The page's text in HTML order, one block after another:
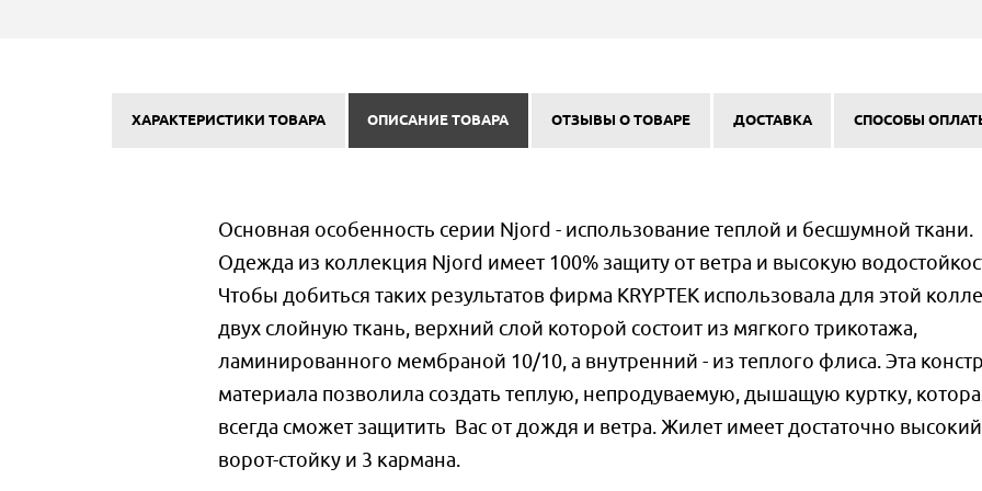
ХАРАКТЕРИСТИКИ ТОВАРА ОПИСАНИЕ ТОВАРА ОТЗЫВЫ О ТОВАРЕ ДОСТАВКА СПОСОБЫ
Основная особенность серии Njord - использование теплой и бесшумной ткани.
Одежда из коллекция Njord имеет 100% защиту от ветра и высокую
Чтобы добиться таких результатов фирма KRYPTEK использовала для этой
двух слойную ткань, верхний слой которой состоит из мягкого трикотажа,
ламинированного мембраной 10/10, а внутренний - из теплого флиса. Эта
материала позволила создать теплую, непродуваемую, дышащую куртку,
всегда сможет защитить Вас от дождя и ветра. Жилет имеет достаточно высокий
ворот-стойку и 3 кармана.